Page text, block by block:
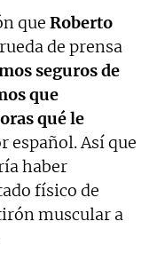
que Roberto
de prensa
seguros de
que
qué le
español. Así que
haber
físico de
muscular a